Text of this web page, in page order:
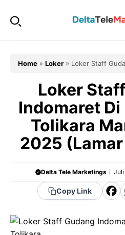
Home » Loker » Loker Staff
Loker
Indomaret
Tolikara
2025
Delta Tele Marketings Juli
Copy Link
F
c